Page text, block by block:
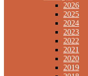
2026
2025
2024
2023
2022
2021
2020
2019